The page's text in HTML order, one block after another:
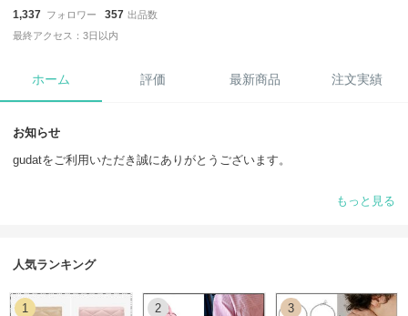
1,337 フォロワー 357 出品数
最終アクセス：3日以内
ホーム 評価 最新商品 注文実績
お知らせ
gudatをご利用いただき誠にありがとうございます。
関税は全て当店が負担致しますので、安心してお買い物をお楽しみくだ
もっと見る
人気ランキング
1 2 3